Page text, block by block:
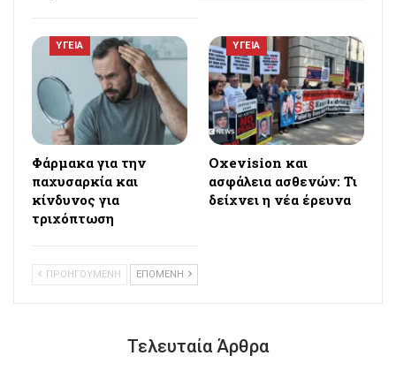
ΥΓΕΙΑ
Φάρμακα για την
παχυσαρκία και
κίνδυνος για
τριχόπτωση
ΥΓΕΙΑ
Oxevision και
ασφάλεια ασθενών: Τι
δείχνει η νέα έρευνα
ΠΡΟΗΓΟΥΜΕΝΗ ΕΠΟΜΕΝΗ
Τελευταία Άρθρα